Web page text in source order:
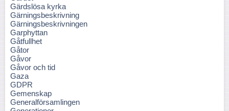
Gärdslösa kyrka
Gärningsbeskrivning
Gärningsbeskrivningen
Garphyttan
Gåtfullhet
Gåtor
Gåvor
Gåvor och tid
Gaza
GDPR
Gemenskap
Generalförsamlingen